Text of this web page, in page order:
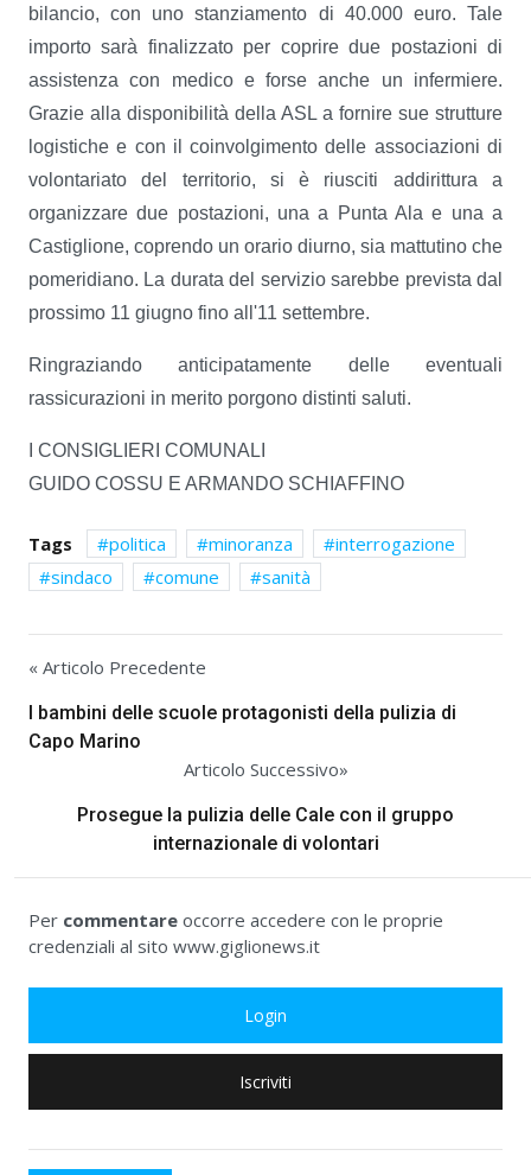
bilancio, con uno stanziamento di 40.000 euro. Tale
importo sarà finalizzato per coprire due postazioni di
assistenza con medico e forse anche un infermiere.
Grazie alla disponibilità della ASL a fornire sue strutture
logistiche e con il coinvolgimento delle associazioni di
volontariato del territorio, si è riusciti addirittura a
organizzare due postazioni, una a Punta Ala e una a
Castiglione, coprendo un orario diurno, sia mattutino che
pomeridiano. La durata del servizio sarebbe prevista dal
prossimo 11 giugno fino all'11 settembre.
Ringraziando anticipatamente delle eventuali
rassicurazioni in merito porgono distinti saluti.
I CONSIGLIERI COMUNALI
GUIDO COSSU E ARMANDO SCHIAFFINO
Tags politica minoranza
interrogazione
sindaco
comune sanità
« Articolo Precedente
I bambini delle scuole protagonisti della pulizia di
Capo Marino
Articolo Successivo»
Prosegue la pulizia delle Cale con il gruppo
internazionale di volontari
Per commentare occorre accedere con le proprie
credenziali al sito www.giglionews.it
Login
Iscriviti